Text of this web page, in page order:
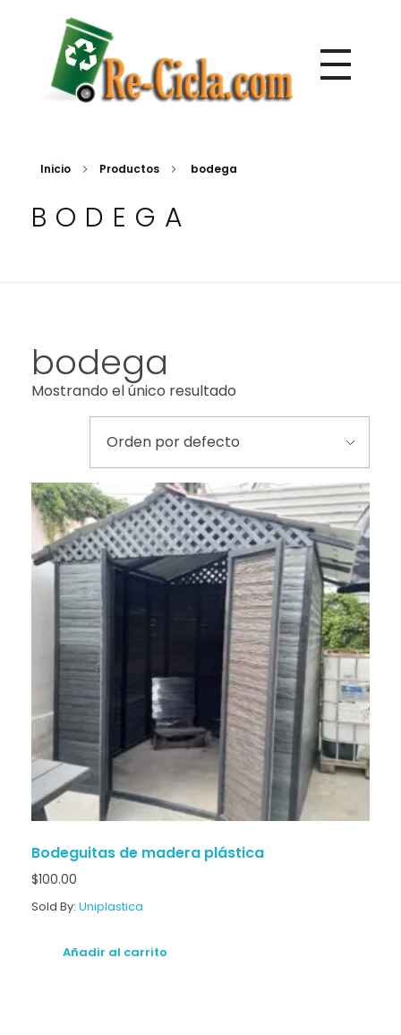
Inicio Productos bodega
BODEGA
bodega
Mostrando el único resultado
Bodeguitas de madera plástica
$100.00
Sold By: Uniplastica
Añadir al carrito